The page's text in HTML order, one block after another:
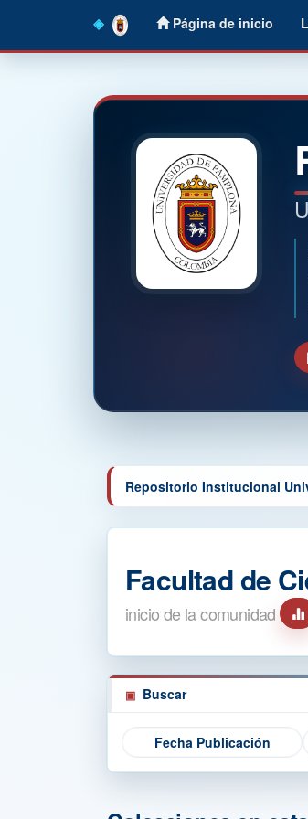
Página de inicio
Repositorio Institucional
Facultad de
inicio de la comunidad
Buscar